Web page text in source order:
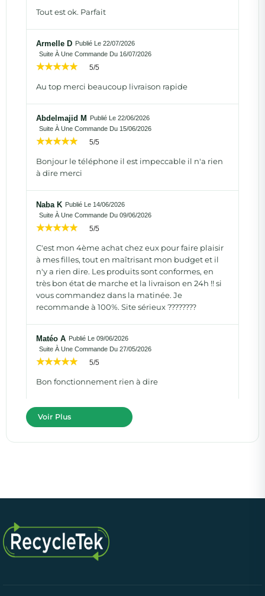
Tout est ok. Parfait
Armelle D Publié Le 22/07/2026
Suite À Une Commande Du 16/07/2026
5/5
Au top merci beaucoup livraison rapide
Abdelmajid M
Publié Le 22/06/2026
Suite À Une Commande Du 15/06/2026
5/5
Bonjour le téléphone il est impeccable il n'a rien
à dire merci
Naba K Publié Le 14/06/2026
Suite À Une Commande Du 09/06/2026
5/5
C'est mon 4ème achat chez eux pour faire plaisir
à mes filles, tout en maîtrisant mon budget et il
n'y a rien dire. Les produits sont conformes, en
très bon état de marche et la livraison en 24h !! si
vous commandez dans la matinée. Je
recommande à 100%. Site sérieux ????????
Matéo A Publié Le 09/06/2026
Suite À Une Commande Du 27/05/2026
5/5
Bon fonctionnement rien à dire
Voir Plus